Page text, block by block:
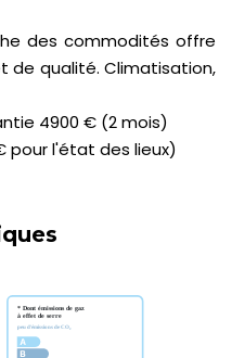
des commodités offre
de qualité. Climatisation,
4900 € (2 mois)
pour l'état des lieux)